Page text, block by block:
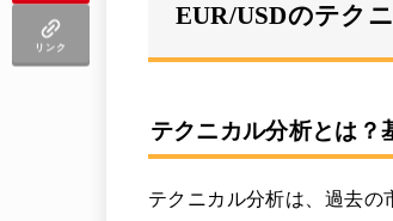
EUR/USDのテク
テクニカル分析とは？
テクニカル分析は、過去
リンク